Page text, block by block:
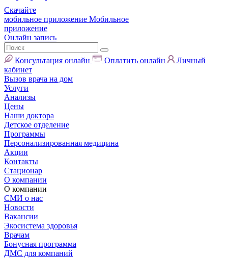
Скачайте
мобильное приложение Мобильное
приложение
Онлайн запись
Консультация онлайн Оплатить онлайн
Личный
кабинет
Вызов врача на дом
Услуги
Анализы
Цены
Наши доктора
Детское отделение
Программы
Персонализированная медицина
Акции
Контакты
Стационар
О компании
О компании
СМИ о нас
Новости
Вакансии
Экосистема здоровья
Врачам
Бонусная программа
ДМС для компаний